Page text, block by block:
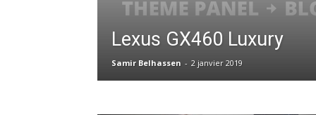
Lexus GX460 Luxury
Samir Belhassen - 2 janvier 2019